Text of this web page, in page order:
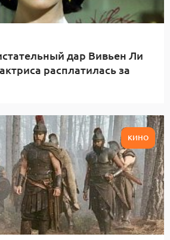
дар Вивьен Ли
расплатилась за
КИНО